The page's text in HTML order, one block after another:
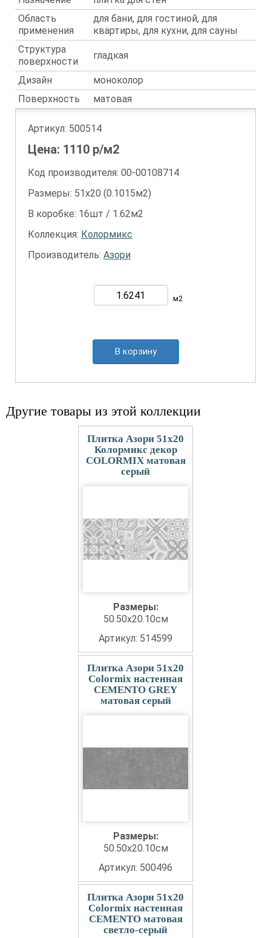
Область
применения
для бани, для гостиной, для
квартиры, для кухни, для сауны
Структура
поверхности
гладкая
Дизайн
моноколор
Поверхность
матовая
Артикул: 500514
Цена: 1110 р/м2
Код производителя: 00-00108714
Размеры: 51х20 (0.1015м2)
В коробке: 16шт / 1.62м2
Коллекция: Колормикс
Производитель: Азори
м2
В корзину
Другие товары из этой коллекции
Плитка Азори 51x20
Колормикс декор
COLORMIX матовая
серый
Размеры:
50.50x20.10см
Артикул: 514599
Плитка Азори 51x20
Colormix настенная
CEMENTO GREY
матовая серый
Размеры:
50.50x20.10см
Артикул: 500496
Плитка Азори 51x20
Colormix настенная
CEMENTO матовая
светло-серый